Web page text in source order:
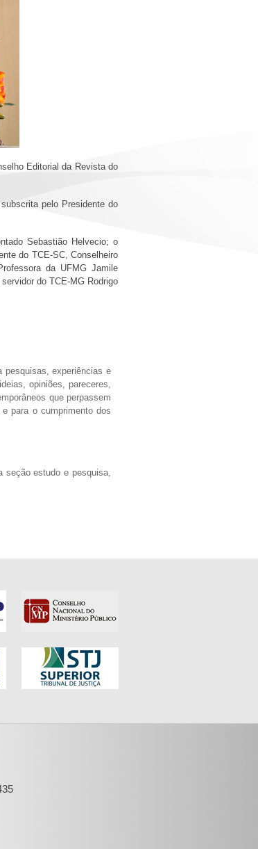
Editorial da Revista do
pelo Presidente do
Sebastião Helvecio; o
do TCE-SC, Conselheiro
da UFMG Jamile
do TCE-MG Rodrigo
pesquisas, experiências e
opiniões, pareceres,
que perpassem
para o cumprimento dos
seção estudo e pesquisa,